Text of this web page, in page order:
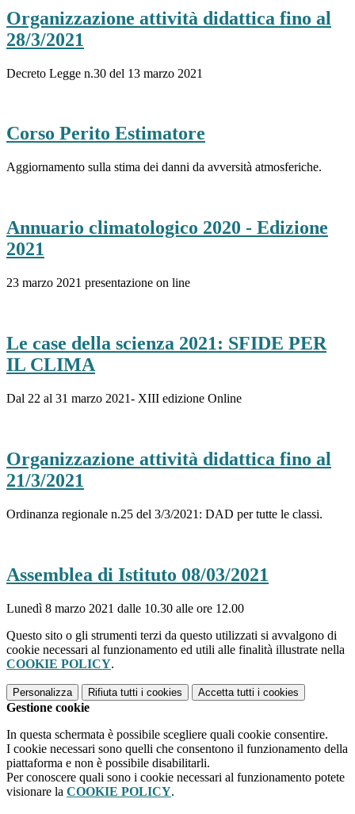
Organizzazione attività didattica fino al
28/3/2021
Decreto Legge n.30 del 13 marzo 2021
Corso Perito Estimatore
Aggiornamento sulla stima dei danni da avversità atmosferiche.
Annuario climatologico 2020 - Edizione
2021
23 marzo 2021 presentazione on line
Le case della scienza 2021: SFIDE PER
IL CLIMA
Dal 22 al 31 marzo 2021- XIII edizione Online
Organizzazione attività didattica fino al
21/3/2021
Ordinanza regionale n.25 del 3/3/2021: DAD per tutte le classi.
Assemblea di Istituto 08/03/2021
Lunedì 8 marzo 2021 dalle 10.30 alle ore 12.00
Questo sito o gli strumenti terzi da questo utilizzati si avvalgono di
cookie necessari al funzionamento ed utili alle finalità illustrate nella
COOKIE POLICY.
Personalizza Rifiuta tutti i cookies Accetta tutti i cookies
Gestione cookie
In questa schermata è possibile scegliere quali cookie consentire.
I cookie necessari sono quelli che consentono il funzionamento della
piattaforma e non è possibile disabilitarli.
Per conoscere quali sono i cookie necessari al funzionamento potete
visionare la COOKIE POLICY.